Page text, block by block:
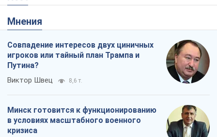
Мнения
Совпадение интересов двух циничных
игроков или тайный план Трампа и
Путина?
Виктор Швец 8,6 т.
Минск готовится к функционированию
в условиях масштабного военного
кризиса